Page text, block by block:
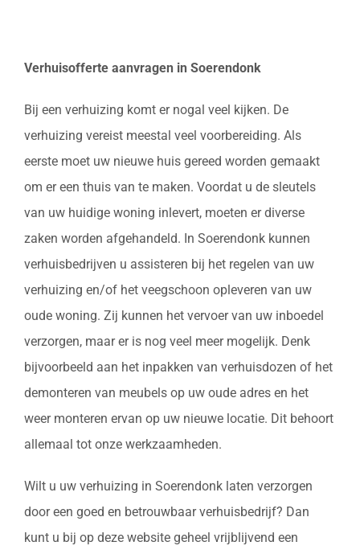
Verhuisofferte aanvragen in Soerendonk
Bij een verhuizing komt er nogal veel kijken. De
verhuizing vereist meestal veel voorbereiding. Als
eerste moet uw nieuwe huis gereed worden gemaakt
om er een thuis van te maken. Voordat u de sleutels
van uw huidige woning inlevert, moeten er diverse
zaken worden afgehandeld. In Soerendonk kunnen
verhuisbedrijven u assisteren bij het regelen van uw
verhuizing en/of het veegschoon opleveren van uw
oude woning. Zij kunnen het vervoer van uw inboedel
verzorgen, maar er is nog veel meer mogelijk. Denk
bijvoorbeeld aan het inpakken van verhuisdozen of het
demonteren van meubels op uw oude adres en het
weer monteren ervan op uw nieuwe locatie. Dit behoort
allemaal tot onze werkzaamheden.
Wilt u uw verhuizing in Soerendonk laten verzorgen
door een goed en betrouwbaar verhuisbedrijf? Dan
kunt u bij op deze website geheel vrijblijvend een